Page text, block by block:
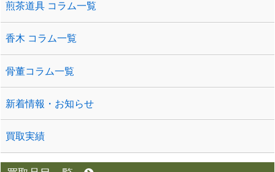
煎茶道具 コラム一覧
香木 コラム一覧
骨董コラム一覧
新着情報・お知らせ
買取実績